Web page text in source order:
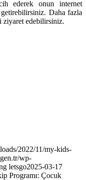
ederek onun internet
Daha fazla
ziyaret edebilirsiniz.
2022/11/my-kids-
wp-
letsgo2025-03-17
Programı: Çocuk